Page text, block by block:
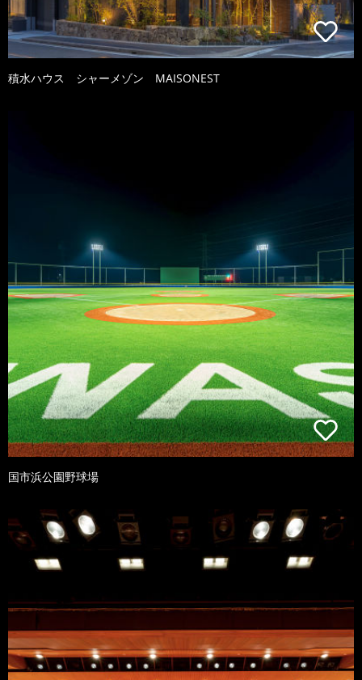
積水ハウス シャーメゾン MAISONEST
国市浜公園野球場